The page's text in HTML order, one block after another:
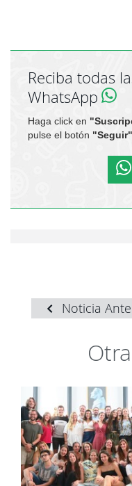
Reciba todas
WhatsApp
Haga click en
pulse el botón "Seguir"
Noticia